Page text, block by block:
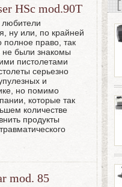
HSc mod.90T
любители
ну или, по крайней
право, так
не были знакомы
пистолетами
серьезно
и
но помимо
которые так
количестве
продукты
mod. 85